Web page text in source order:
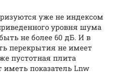
уже не индексом
уровня шума
не более 60 дБ. И в
перекрытия не имеет
пустотная плита
показатель Lnw